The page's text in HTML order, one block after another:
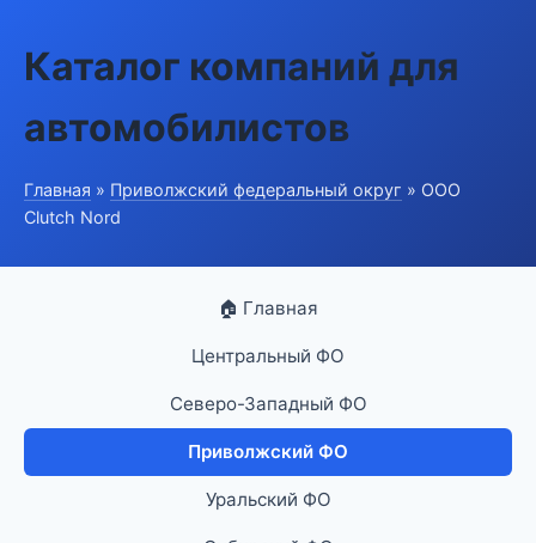
Каталог компаний для
автомобилистов
Главная » Приволжский федеральный округ » ООО
Clutch Nord
🏠 Главная
Центральный ФО
Северо-Западный ФО
Приволжский ФО
Уральский ФО